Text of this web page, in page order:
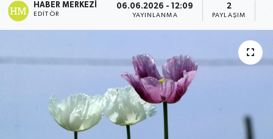
HABER MERKEZI
EDITÖR
06.06.2026 - 12:09
YAYINLANMA
2
PAYLAŞIM